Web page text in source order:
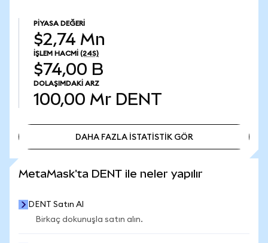
PIYASA DEĞERI
$2,74 Mn
İŞLEM HACMI (24S)
$74,00 B
DOLAŞIMDAKI ARZ
100,00 Mr DENT
DAHA FAZLA İSTATİSTİK GÖR
MetaMask'ta DENT ile neler yapılır
DENT Satın Al
Birkaç dokunuşla satın alın.